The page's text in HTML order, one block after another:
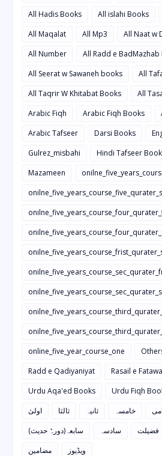
All Hadis Books
All islahi Books
All Maqalat
All Mp3
All Naat w
All Number
All Radd e
All Seerat w Sawaneh books
All
All Taqrir W Khitabat Books
All
Arabic Fiqh
Arabic Fiqh Books
Arabic Tafseer
Darsi Books
Gulrez_misbahi
Hindi Tafseer Book
Mazameen
online_five_year_course_one
Radd e Qadiyaniyat
Rasail e
Urdu Aqa'ed Books
Urdu Fiqh
اولیٰ
ثالثا ثانیہ خامسہ
سابعہ(دورہٌ حدیث)
سادسہ فضیلت
مضامین
ویڈیوز